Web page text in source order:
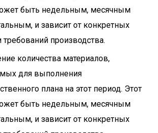
быть недельным, месячным
и зависит от конкретных
требований производства.
количества материалов,
для выполнения
плана на этот период. Этот
быть недельным, месячным
и зависит от конкретных